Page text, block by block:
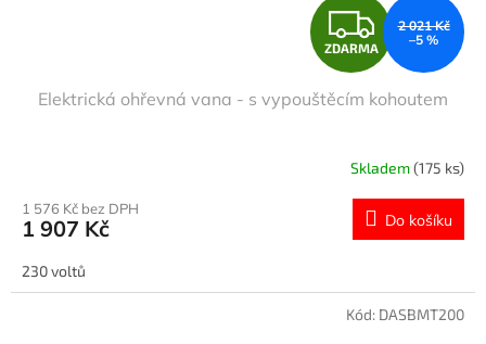
Z
D
A
R
M
A
ZDARMA
2 021 Kč
–5 %
Elektrická ohřevná vana - s vypouštěcím kohoutem
Skladem(175 ks)
1 576 Kč bez DPH
1 907 Kč Do košíku
230 voltů
Kód: DASBMT200